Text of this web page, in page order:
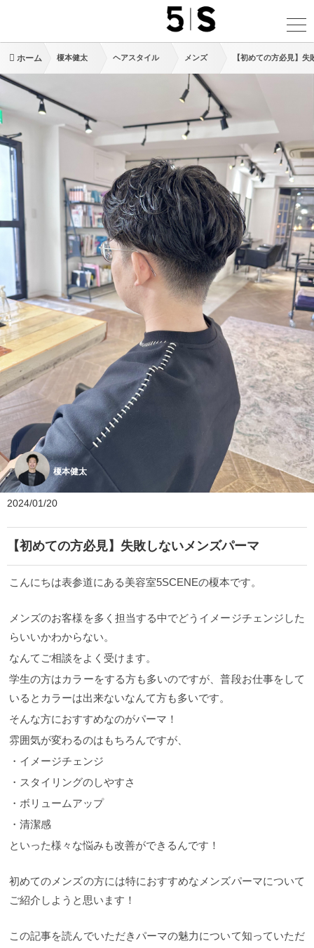
ホーム 榎本健太 ヘアスタイル メンズ 【初めての方必見】
榎本健太
2024/01/20
【初めての方必見】失敗しないメンズパーマ
こんにちは表参道にある美容室5SCENEの榎本です。
メンズのお客様を多く担当する中でどうイメージチェンジした
らいいかわからない。
なんてご相談をよく受けます。
学生の方はカラーをする方も多いのですが、普段お仕事をして
いるとカラーは出来ないなんて方も多いです。
そんな方におすすめなのがパーマ！
雰囲気が変わるのはもちろんですが、
・イメージチェンジ
・スタイリングのしやすさ
・ボリュームアップ
・清潔感
といった様々な悩みも改善ができるんです！
初めてのメンズの方には特におすすめなメンズパーマについて
ご紹介しようと思います！
この記事を読んでいただきパーマの魅力について知っていただ